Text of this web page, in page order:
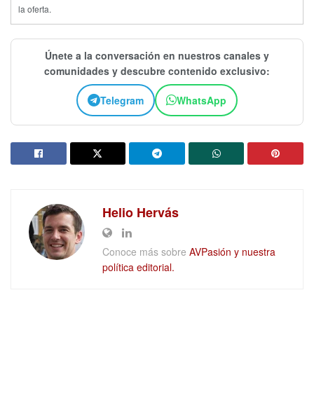
la oferta.
Únete a la conversación en nuestros canales y
comunidades y descubre contenido exclusivo:
Telegram WhatsApp
Helio Hervás
Conoce más sobre AVPasión y nuestra
política editorial.